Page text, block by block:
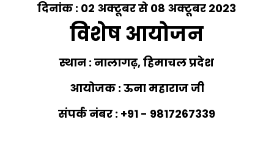
दिनांक : 02 अक्टूबर से 08 अक्टूबर 2023
विशेष आयोजन
स्थान : नालागढ़, हिमाचल प्रदेश
आयोजक : ऊना महाराज जी
संपर्क नंबर : +91 - 9817267339